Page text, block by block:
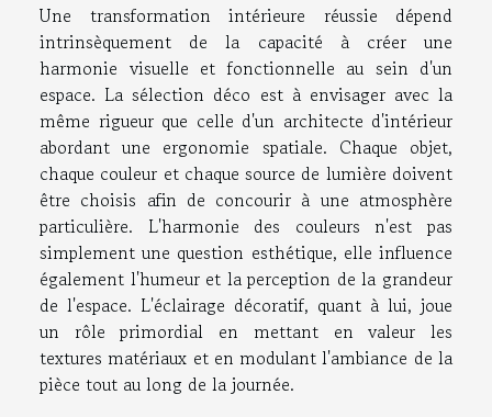
Une transformation intérieure réussie dépend
intrinsèquement de la capacité à créer une
harmonie visuelle et fonctionnelle au sein d'un
espace. La sélection déco est à envisager avec la
même rigueur que celle d'un architecte d'intérieur
abordant une ergonomie spatiale. Chaque objet,
chaque couleur et chaque source de lumière doivent
être choisis afin de concourir à une atmosphère
particulière. L'harmonie des couleurs n'est pas
simplement une question esthétique, elle influence
également l'humeur et la perception de la grandeur
de l'espace. L'éclairage décoratif, quant à lui, joue
un rôle primordial en mettant en valeur les
textures matériaux et en modulant l'ambiance de la
pièce tout au long de la journée.